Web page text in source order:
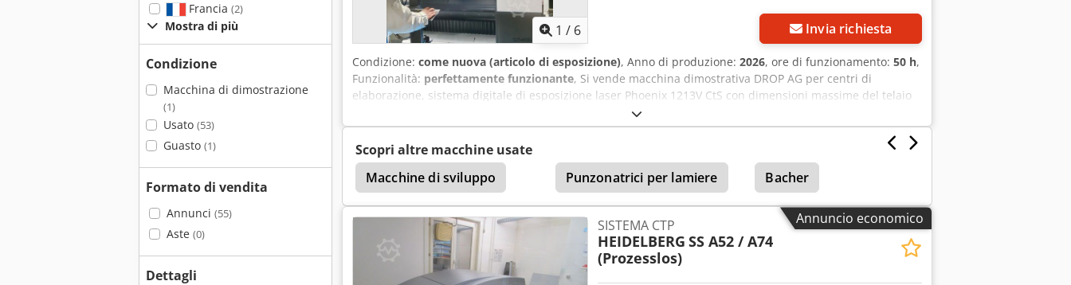
Francia (2)
Mostra di più
Condizione
Macchina di dimostrazione
(1)
Usato (53)
Guasto (1)
Formato di vendita
Annunci (55)
Aste (0)
Dettagli
1 / 6 Invia richiesta
Condizione: come nuova (articolo di esposizione), Anno di produzione: 2026, ore di funzionamento: 50 h,
Funzionalità: perfettamente funzionante, Si vende macchina dimostrativa DROP AG per centri di
elaborazione, sistema digitale di esposizione laser Phoenix 1213V CtS con dimensioni massime del telaio
serigrafico di 1200 x 1300 mm. Risoluzione di 2540 dpi con opzione PDF vettoriale – 12700 DPI. Laser da 30
Watt con laser a 405 nm. Tecnologia DMD a 4° con software TILT. Cedpfx Asw T Sfkjl Torf Opzione inline;
l'impianto può essere caricato anche manualmente. Adatto per telai serigrafici con spessore massimo di
60 mm.
Scopri altre macchine usate
Macchine di sviluppo
Punzonatrici per lamiere Bacher
Annuncio economico
SISTEMA CTP
HEIDELBERG SS A52 / A74
(Prozesslos)